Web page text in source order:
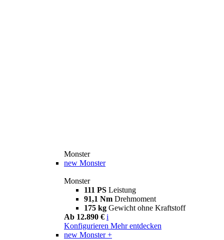
Monster
new Monster
Monster
111 PS Leistung
91,1 Nm Drehmoment
175 kg Gewicht ohne Kraftstoff
Ab 12.890 € i
Konfigurieren Mehr entdecken
new Monster +